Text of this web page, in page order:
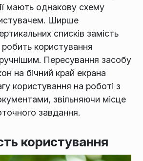
мають однакову схему
Ширше
списків замість
робить користування
Пересування засобу
на бічний край екрана
користування на роботі з
звільняючи місце
завдання.
користування